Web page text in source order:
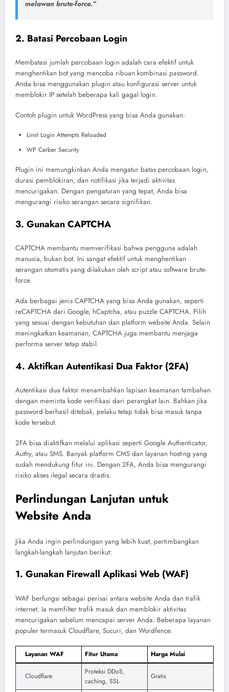
melawan brute-force.”
2. Batasi Percobaan Login
Membatasi jumlah percobaan login adalah cara efektif untuk
menghentikan bot yang mencoba ribuan kombinasi password.
Anda bisa menggunakan plugin atau konfigurasi server untuk
memblokir IP setelah beberapa kali gagal login.
Contoh plugin untuk WordPress yang bisa Anda gunakan:
Limit Login Attempts Reloaded
WP Cerber Security
Plugin ini memungkinkan Anda mengatur batas percobaan login,
durasi pemblokiran, dan notifikasi jika terjadi aktivitas
mencurigakan. Dengan pengaturan yang tepat, Anda bisa
mengurangi risiko serangan secara signifikan.
3. Gunakan CAPTCHA
CAPTCHA membantu memverifikasi bahwa pengguna adalah
manusia, bukan bot. Ini sangat efektif untuk menghentikan
serangan otomatis yang dilakukan oleh script atau software brute-
force.
Ada berbagai jenis CAPTCHA yang bisa Anda gunakan, seperti
reCAPTCHA dari Google, hCaptcha, atau puzzle CAPTCHA. Pilih
yang sesuai dengan kebutuhan dan platform website Anda. Selain
meningkatkan keamanan, CAPTCHA juga membantu menjaga
performa server tetap stabil.
4. Aktifkan Autentikasi Dua Faktor (2FA)
Autentikasi dua faktor menambahkan lapisan keamanan tambahan
dengan meminta kode verifikasi dari perangkat lain. Bahkan jika
password berhasil ditebak, pelaku tetap tidak bisa masuk tanpa
kode tersebut.
2FA bisa diaktifkan melalui aplikasi seperti Google Authenticator,
Authy, atau SMS. Banyak platform CMS dan layanan hosting yang
sudah mendukung fitur ini. Dengan 2FA, Anda bisa mengurangi
risiko akses ilegal secara drastis.
Perlindungan Lanjutan untuk
Website Anda
Jika Anda ingin perlindungan yang lebih kuat, pertimbangkan
langkah-langkah lanjutan berikut:
1. Gunakan Firewall Aplikasi Web (WAF)
WAF berfungsi sebagai perisai antara website Anda dan trafik
internet. Ia memfilter trafik masuk dan memblokir aktivitas
mencurigakan sebelum mencapai server Anda. Beberapa layanan
populer termasuk Cloudflare, Sucuri, dan Wordfence.
Layanan WAF Fitur Utama Harga Mulai
Cloudflare
Proteksi DDoS,
caching, SSL
Gratis